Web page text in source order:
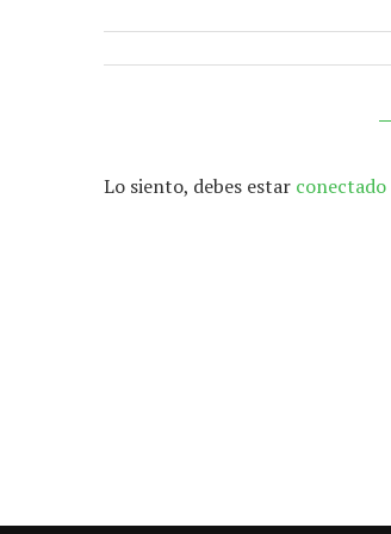
Lo siento, debes estar conectado